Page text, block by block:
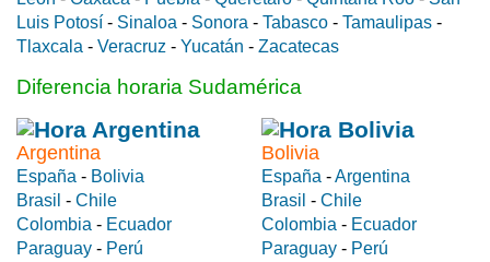
Luis Potosí - Sinaloa - Sonora - Tabasco - Tamaulipas -
Tlaxcala - Veracruz - Yucatán - Zacatecas
Diferencia horaria Sudamérica
Argentina
España - Bolivia
Brasil - Chile
Colombia - Ecuador
Paraguay - Perú
Bolivia
España -Argentina
Brasil - Chile
Colombia - Ecuador
Paraguay - Perú